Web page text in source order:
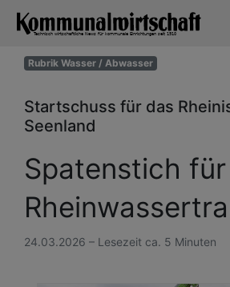
Rubrik Wasser / Abwasser
Startschuss für das
Seenland
Spatenstich
24.03.2026 – Lesezeit ca. 5 Minuten